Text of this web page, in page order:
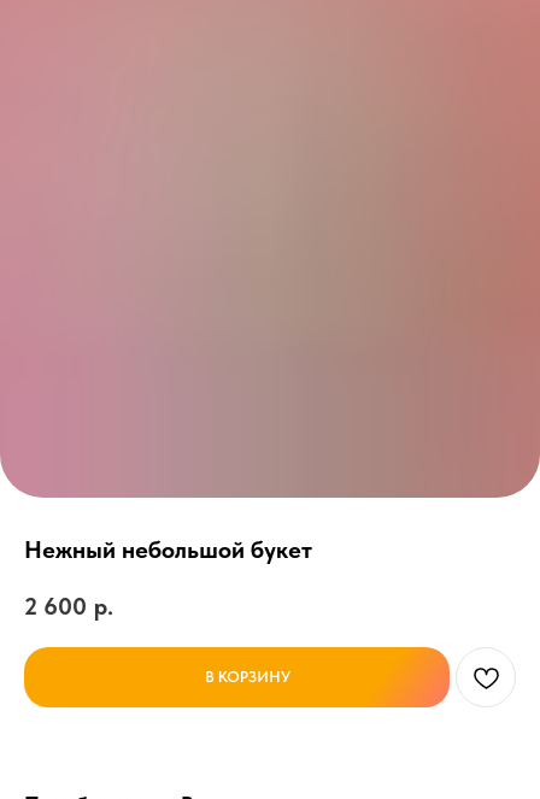
Нежный небольшой букет
2 600 р.
В КОРЗИНУ